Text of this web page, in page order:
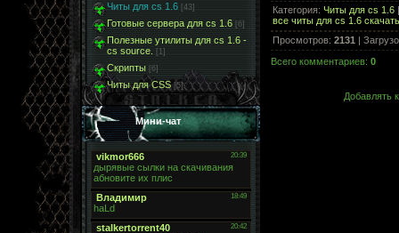
Читы для cs 1.6 [43]
Готовые сервера для cs 1.6 [6]
Полезные утилиты для cs 1.6 -
cs source.
[1]
Скрипты [6]
Читы для CSS [5]
Мини-чат
Категория: Читы для cs 1.6
все читы для cs 1.6
Просмотров: 2131 |
Всего комментариев: 0
Добавлять